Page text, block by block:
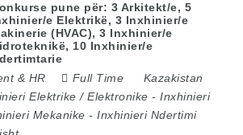
pune për: 3 Arkitekt/e, 5
e Elektrikë, 3 Inxhinier/e
(HVAC), 3 Inxhinier/e
10 Inxhinier/e
& HR
Full Time
Kazakistan
Elektrike / Elektronike - Inxhinieri
Mekanike - Inxhinieri Ndertimi